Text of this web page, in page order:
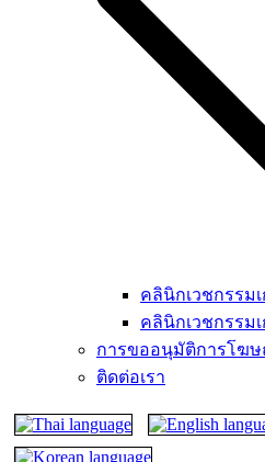
คลินิกเวชกรรม
คลินิกเวชกรรม
การขออนุมัติการโฆ
ติดต่อเรา